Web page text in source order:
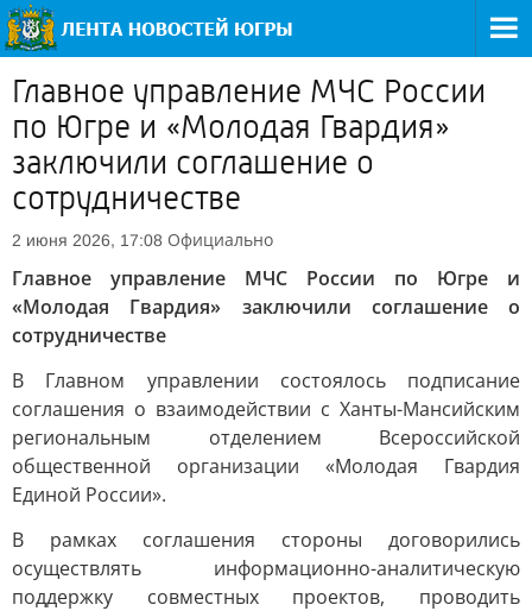
Главное управление МЧС России
по Югре и «Молодая Гвардия»
заключили соглашение о
сотрудничестве
2 июня 2026, 17:08 Официально
Главное управление МЧС России по Югре и
«Молодая Гвардия» заключили соглашение о
сотрудничестве
В Главном управлении состоялось подписание
соглашения о взаимодействии с Ханты-Мансийским
региональным отделением Всероссийской
общественной организации «Молодая Гвардия
Единой России».
В рамках соглашения стороны договорились
осуществлять информационно-аналитическую
поддержку совместных проектов, проводить